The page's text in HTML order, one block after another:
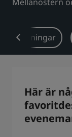
Närstående
Hotell i
Besök vår
Här är